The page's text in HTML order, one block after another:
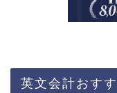
英文会計おす